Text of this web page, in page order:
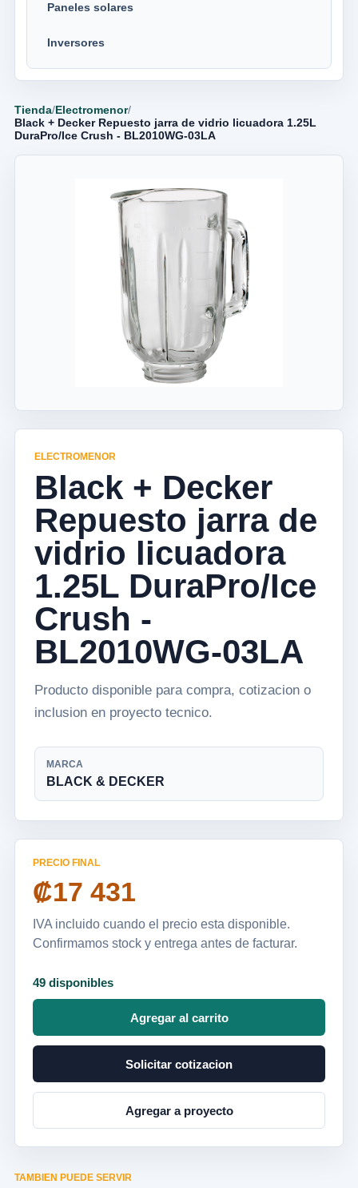
Paneles solares
Inversores
Tienda/Electromenor/
Black + Decker Repuesto jarra de vidrio licuadora 1.25L
DuraPro/Ice Crush - BL2010WG-03LA
ELECTROMENOR
Black + Decker
Repuesto jarra de
vidrio licuadora
1.25L DuraPro/Ice
Crush -
BL2010WG-03LA
Producto disponible para compra, cotizacion o
inclusion en proyecto tecnico.
MARCA
BLACK & DECKER
PRECIO FINAL
₡17 431
IVA incluido cuando el precio esta disponible.
Confirmamos stock y entrega antes de facturar.
49 disponibles
Agregar al carrito
Solicitar cotizacion
Agregar a proyecto
TAMBIEN PUEDE SERVIR